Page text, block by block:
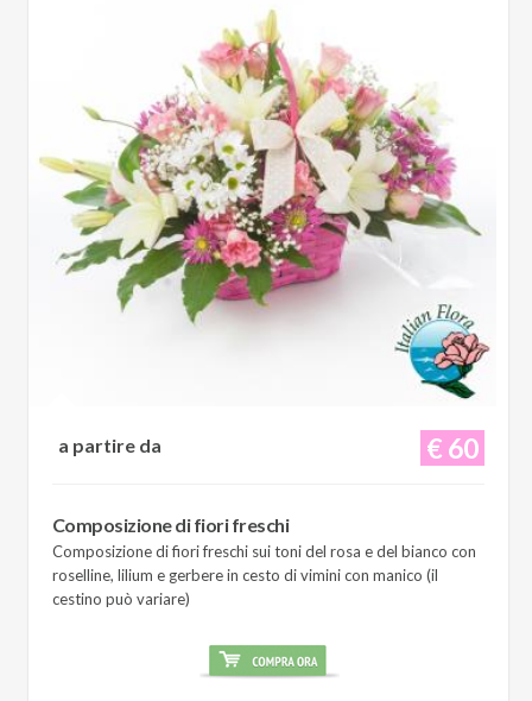
€ 60
a partire da
Composizione di fiori freschi
Composizione di fiori freschi sui toni del rosa e del bianco con
roselline, lilium e gerbere in cesto di vimini con manico (il
cestino può variare)